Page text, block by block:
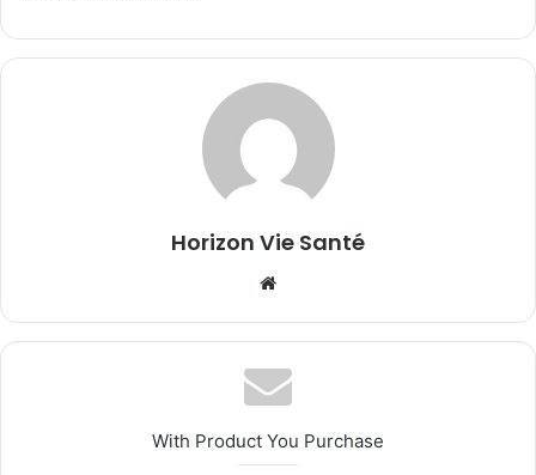
Horizon Vie Santé
With Product You Purchase